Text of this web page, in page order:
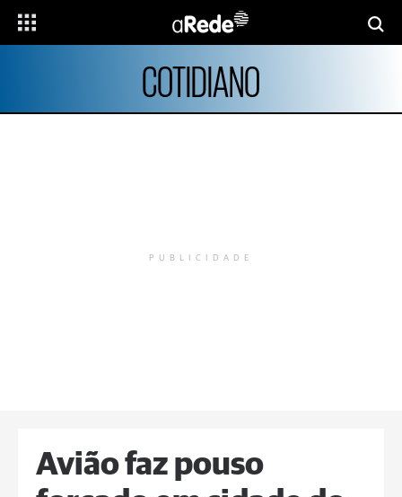
COTIDIANO
PUBLICIDADE
Avião faz pouso